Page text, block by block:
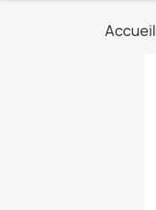
Accueil